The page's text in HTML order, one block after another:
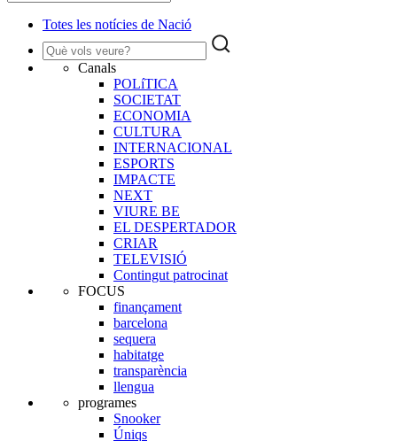
Totes les notícies de Nació
Canals
POLíTICA
SOCIETAT
ECONOMIA
CULTURA
INTERNACIONAL
ESPORTS
IMPACTE
NEXT
VIURE BE
EL DESPERTADOR
CRIAR
TELEVISIÓ
Contingut patrocinat
FOCUS
finançament
barcelona
sequera
habitatge
transparència
llengua
programes
Snooker
Úniqs